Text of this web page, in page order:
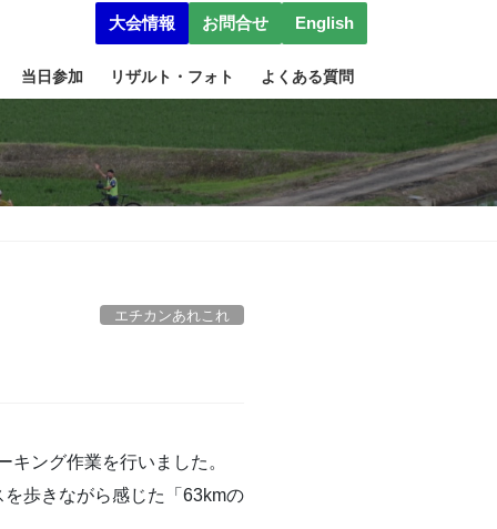
大会情報 お問合せ English
当日参加 リザルト・フォト よくある質問
エチカンあれこれ
ング作業を行いました。
歩きながら感じた「63kmの